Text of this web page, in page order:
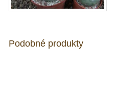
Podobné produkty